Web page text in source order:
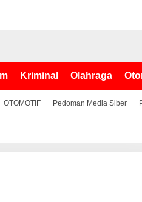
Kriminal Olahraga
OTOMOTIF Pedoman Media Siber